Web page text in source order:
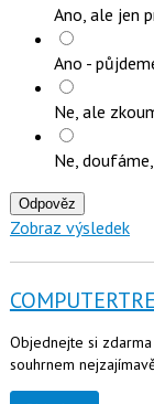
Ano, ale jen
Ano -
Ne, ale
Ne,
Odpověz
Zobraz výsledek
Objednejte si
souhrnem